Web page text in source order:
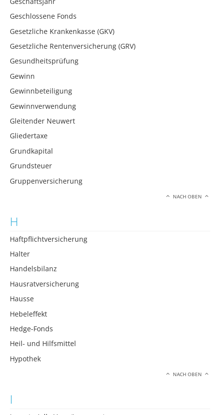
Geschlossene Fonds
Gesetzliche Krankenkasse (GKV)
Gesetzliche Rentenversicherung (GRV)
Gesundheitsprüfung
Gewinn
Gewinnbeteiligung
Gewinnverwendung
Gleitender Neuwert
Gliedertaxe
Grundkapital
Grundsteuer
Gruppenversicherung
NACH OBEN
H
Haftpflichtversicherung
Halter
Handelsbilanz
Hausratversicherung
Hausse
Hebeleffekt
Hedge-Fonds
Heil- und Hilfsmittel
Hypothek
NACH OBEN
I